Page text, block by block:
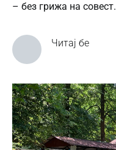
– без грижа на совест.
Читај бе